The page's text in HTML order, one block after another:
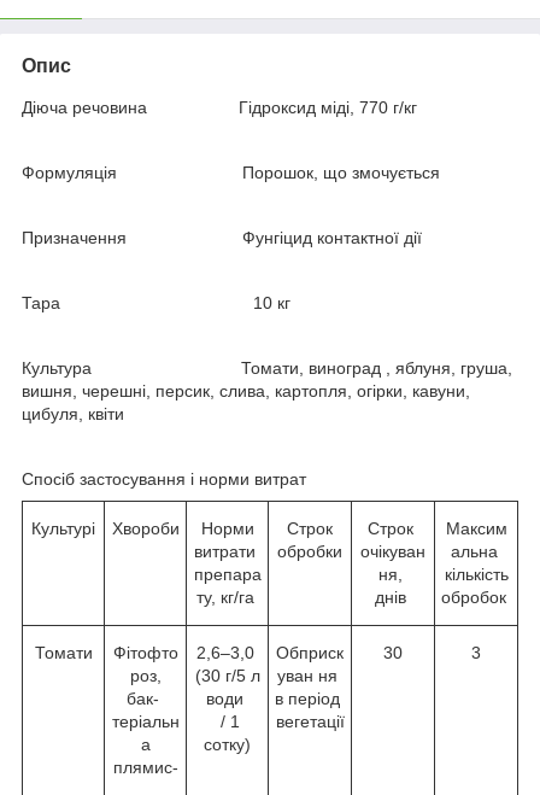
Опис
Діюча речовина Гідроксид міді, 770 г/кг
Формуляція Порошок, що змочується
Призначення Фунгіцид контактної дії
Тара 10 кг
Культура Томати, виноград , яблуня, груша,
вишня, черешні, персик, слива, картопля, огірки, кавуни,
цибуля, квіти
Спосіб застосування і норми витрат
Культурі Хвороби
Норми
витрати
препара
ту, кг/га
Строк
обробки
Строк
очікуван
ня,
днів
Максим
альна
кількість
обробок
Томати
Фітофто
роз,
бак-
теріальн
а
плямис-
2,6–3,0
(30 г/5 л
води
/ 1
сотку)
Обприск
уван ня
в період
вегетації
30 3